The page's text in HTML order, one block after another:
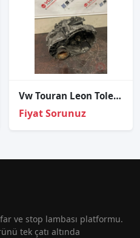
Vw Touran Leon Toledo 2.0 TDİ 6 İleri Şanzıman Çıkma
Fiyat Sorunuz
ve stop lambası platformu.
tek çatı altında